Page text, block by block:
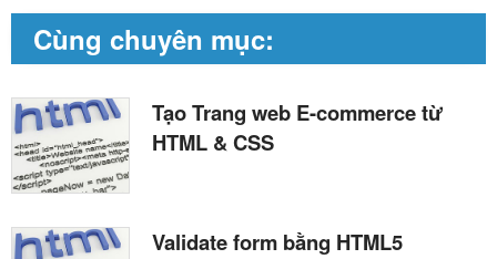
Cùng chuyên mục:
Tạo Trang web E-commerce từ
HTML & CSS
Validate form bằng HTML5